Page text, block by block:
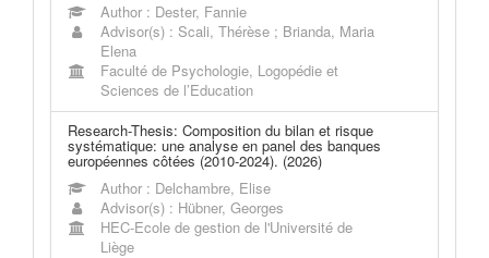
Author : Dester, Fannie
Advisor(s) : Scali, Thérèse ; Brianda, Maria
Elena
Faculté de Psychologie, Logopédie et
Sciences de l’Education
Research-Thesis: Composition du bilan et risque
systématique: une analyse en panel des banques
européennes côtées (2010-2024). (2026)
Author : Delchambre, Elise
Advisor(s) : Hübner, Georges
HEC-Ecole de gestion de l'Université de
Liège